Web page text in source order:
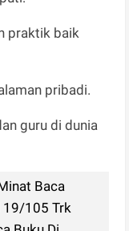
praktik baik
pribadi.
guru di dunia
Baca
19/105 Trk